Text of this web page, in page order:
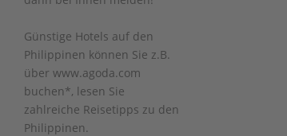
Günstige Hotels auf den
Philippinen können Sie z.B.
über www.agoda.com
buchen*, lesen Sie
zahlreiche Reisetipps zu den
Philippinen.